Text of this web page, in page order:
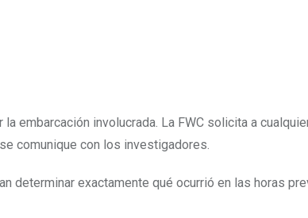
embarcación involucrada. La FWC solicita a
comunique con los investigadores.
determinar exactamente qué ocurrió en las horas